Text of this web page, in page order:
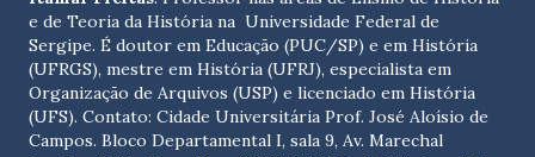
e de Teoria da História na Universidade Federal de
Sergipe. É doutor em Educação (PUC/SP) e em História
(UFRGS), mestre em História (UFRJ), especialista em
Organização de Arquivos (USP) e licenciado em História
(UFS). Contato: Cidade Universitária Prof. José Aloísio de
Campos. Bloco Departamental I, sala 9, Av. Marechal